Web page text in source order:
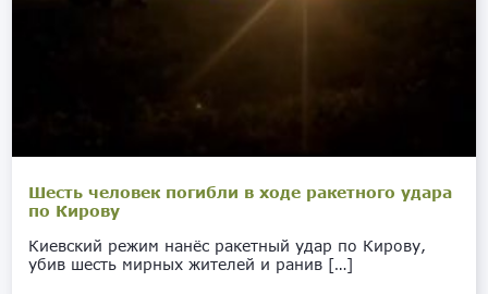
Шесть человек погибли в ходе ракетного удара
по Кирову
Киевский режим нанёс ракетный удар по Кирову,
убив шесть мирных жителей и ранив […]